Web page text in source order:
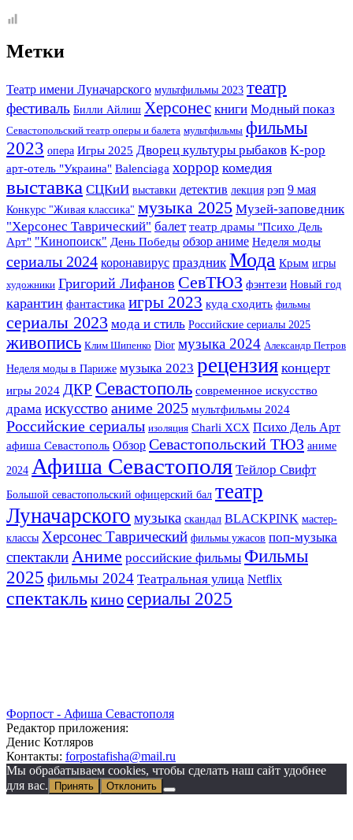
Метки
Театр имени Луначарского мультфильмы 2023 театр
фестиваль Билли Айлиш Херсонес книги Модный показ
Севастопольский театр оперы и балета мультфильмы фильмы
2023 опера Игры 2025 Дворец культуры рыбаков K-pop
арт-отель "Украина" Balenciaga хоррор комедия
выставка СЦКиИ выставки детектив лекция рэп 9 мая
Конкурс "Живая классика" музыка 2025 Музей-заповедник
"Херсонес Таврический" балет театр драмы "Психо Дель
Арт" "Кинопоиск" День Победы обзор аниме Неделя моды
сериалы 2024 коронавирус праздник Мода Крым игры
художники Григорий Лифанов СевТЮЗ фэнтези Новый год
карантин фантастика игры 2023 куда сходить фильмы
сериалы 2023 мода и стиль Российские сериалы 2025
живопись Клим Шипенко Dior музыка 2024 Александр Петров
Неделя моды в Париже музыка 2023 рецензия концерт
игры 2024 ДКР Севастополь современное искусство
драма искусство аниме 2025 мультфильмы 2024
Российские сериалы изоляция Charli XCX Психо Дель Арт
афиша Севастополь Обзор Севастопольский ТЮЗ аниме
2024 Афиша Севастополя Тейлор Свифт
Большой севастопольский офицерский бал театр
Луначарского музыка скандал BLACKPINK мастер-
классы Херсонес Таврический фильмы ужасов поп-музыка
спектаклиАниме российские фильмы Фильмы
2025 фильмы 2024 Театральная улица Netflix
спектаклькиносериалы 2025
Форпост - Афиша Севастополя
Редактор приложения:
Денис Котляров
Контакты: forpostafisha@mail.ru
Мы обрабатываем cookies, чтобы сделать наш сайт удобнее
для вас.
Принять Отклонить